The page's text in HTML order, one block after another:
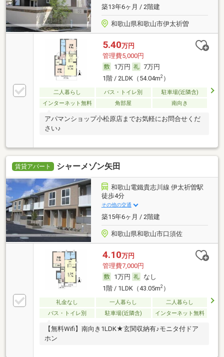
築13年6ヶ月 / 2階建
和歌山県和歌山市伊太祈曽
5.40万円
管理費5,000円
1万円
7万円
1階 / 2LDK（54.04m2）
二人暮らし バス・トイレ別
駐車場(近隣含)
インターネット無料
角部屋 南向き
アパマンショップ小松原店までお気軽にお問合せくだ
さい♪
賃貸アパート シャーメゾン矢田
和歌山電鐵貴志川線 伊太祈曽駅
徒歩4分
その他の交通
築15年6ヶ月 / 2階建
和歌山県和歌山市口須佐
4.10万円
管理費7,000円
1万円
なし
1階 / 1LDK（43.05m2）
礼金なし 一人暮らし
二人暮らし
バス・トイレ別
駐車場(近隣含) インターネット無料
【無料Wifi】南向き1LDK★玄関収納有♪モニタ付ドア
ホン